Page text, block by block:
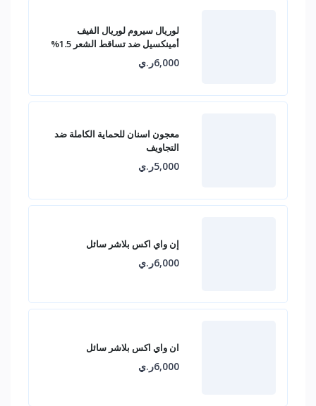
لوريال سيروم لوريال الفيف
أمينكسيل ضد تساقط الشعر 1.5%
6,000ر.ي
معجون اسنان للحماية الكاملة ضد
التجاويف
5,000ر.ي
إن واي اكس بلاشر سائل
6,000ر.ي
ان واي اكس بلاشر سائل
6,000ر.ي